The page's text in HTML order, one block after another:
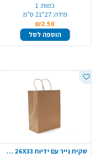
כמות: 1
מידה: 27*21 ס"מ
₪2.50
הוספה לסל
שקית נייר עם ידיות 26X33 ס"מ - טבעי